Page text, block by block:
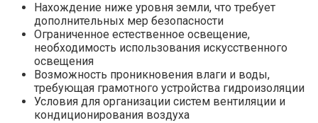
Нахождение ниже уровня земли, что требует
дополнительных мер безопасности
Ограниченное естественное освещение,
необходимость использования искусственного
освещения
Возможность проникновения влаги и воды,
требующая грамотного устройства гидроизоляции
Условия для организации систем вентиляции и
кондиционирования воздуха